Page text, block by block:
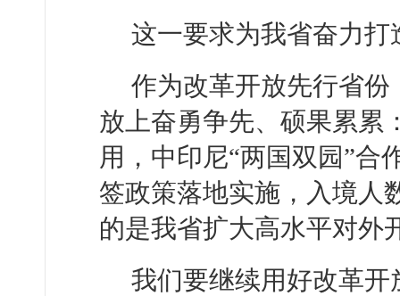
这一要求为我省奋力
作为改革开放先行省
放上奋勇争先、硕果累累
用，中印尼“两国双园”合
签政策落地实施，入境
的是我省扩大高水平对外
我们要继续用好改革